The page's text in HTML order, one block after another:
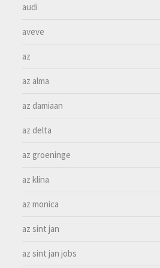
audi
aveve
az
az alma
az damiaan
az delta
az groeninge
az klina
az monica
az sint jan
az sint jan jobs